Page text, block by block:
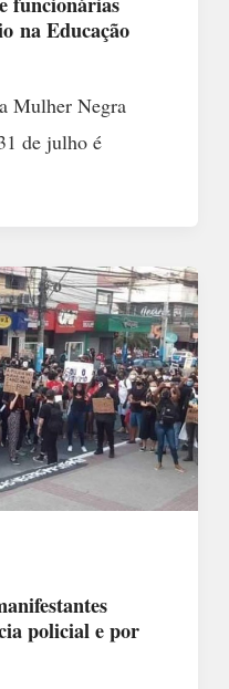
na Educação
Mulher Negra
de julho é
policial e por